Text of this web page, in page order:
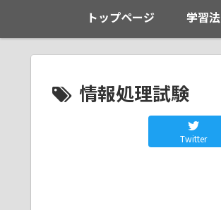
トップページ 学習法
情報処理試験
Twitter